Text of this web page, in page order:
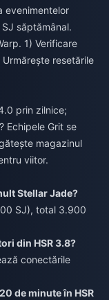
evenimentelor
săptămânal.
1) Verificare
resetările
prin zilnice;
Echipele Grit se
magazinul
viitor.
Stellar Jade?
SJ), total 3.900
din HSR 3.8?
conectările
de minute în HSR